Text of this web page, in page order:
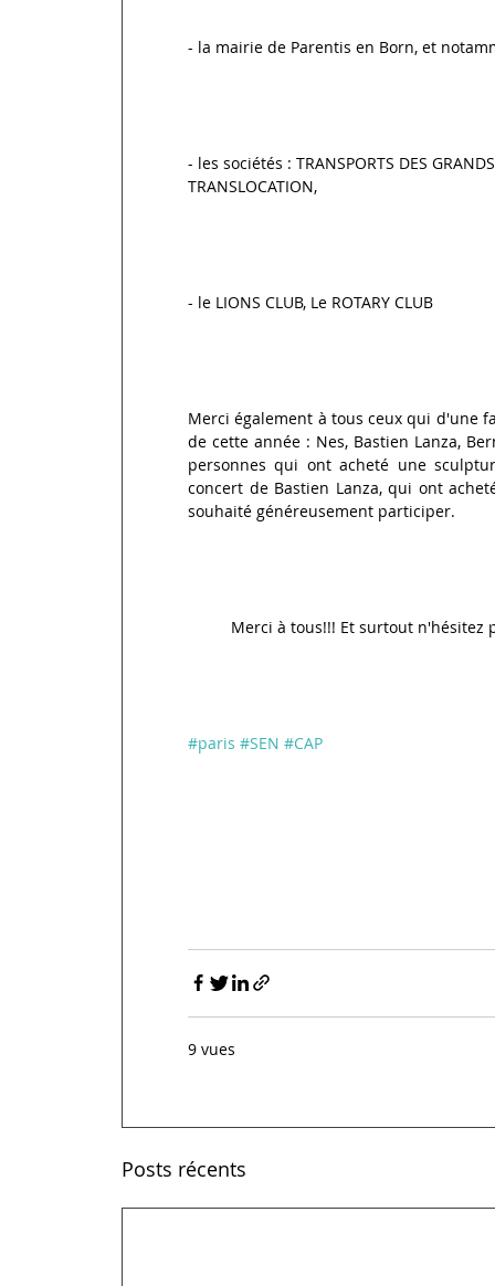
- la mairie de Parentis en Born, et
- les sociétés : TRANSPORTS DES
TRANSLOCATION,
- le LIONS CLUB, Le ROTARY CLUB
Merci également à tous ceux qui d'une
de cette année : Nes, Bastien Lanza,
personnes qui ont acheté une
concert de Bastien Lanza, qui ont
souhaité généreusement participer.
Merci à tous!!! Et surtout n'hésitez
#paris #SEN #CAP
9 vues
Posts récents